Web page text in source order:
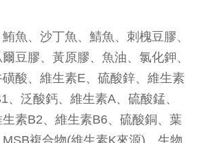
魚、沙丁魚、鯖魚、刺槐豆膠、
豆膠、黃原膠、魚油、氯化鉀、
酸、維生素E、硫酸鋅、維生素
、泛酸鈣、維生素A、硫酸錳、
素B2、維生素B6、硫酸銅、葉